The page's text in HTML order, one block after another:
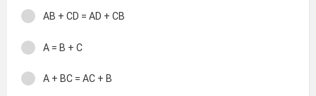
AB + CD = AD + CB
A = B + C
A + BC = AC + B